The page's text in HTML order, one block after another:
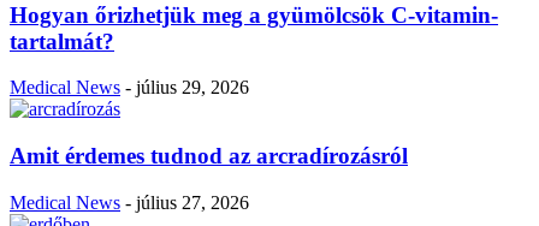
Hogyan őrizhetjük meg a gyümölcsök C-vitamin-
tartalmát?
Medical News - július 29, 2026
Amit érdemes tudnod az arcradírozásról
Medical News - július 27, 2026